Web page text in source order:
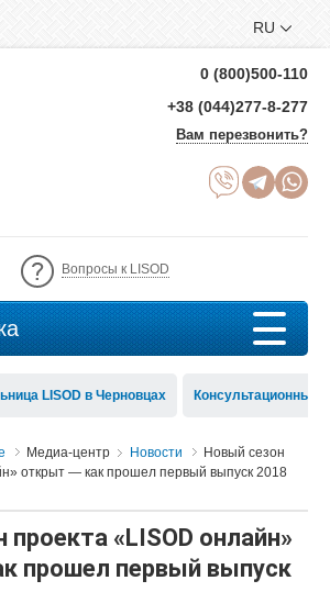
RU
0 (800)500-110
+38 (044)277-8-277
Вам перезвонить?
Вопросы к LISOD
LISOD в Черновцах Консультационный
Медиа-центр Новости
Новый сезон
открыт — как прошел первый выпуск 2018
«LISOD онлайн»
прошел первый выпуск